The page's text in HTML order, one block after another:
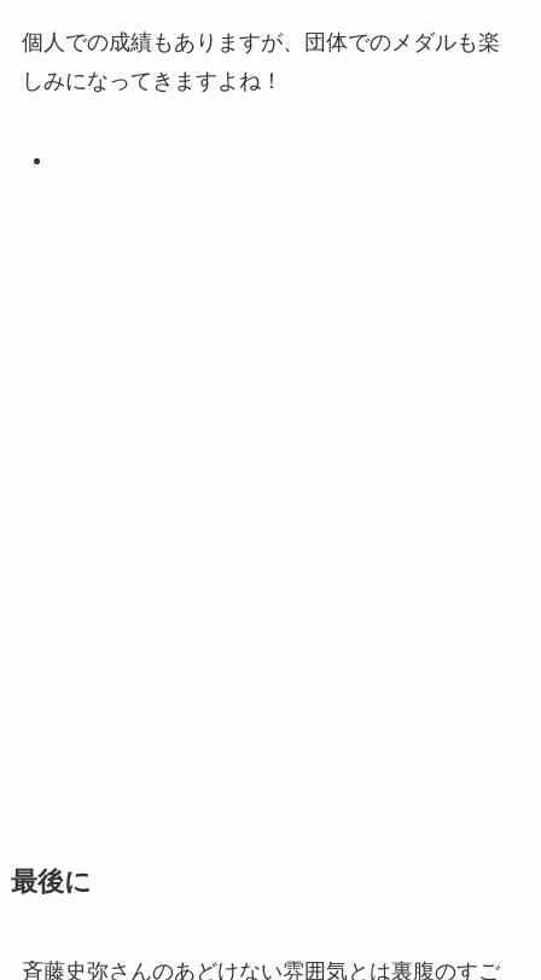
個人での成績もありますが、団体でのメダルも楽
しみになってきますよね！
最後に
斉藤史弥さんのあどけない雰囲気とは裏腹のすご